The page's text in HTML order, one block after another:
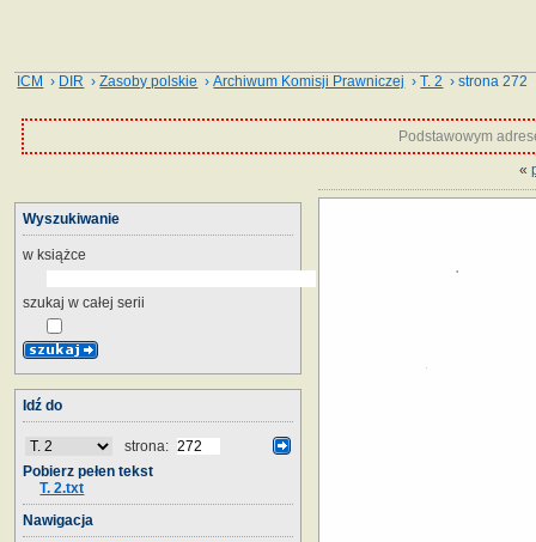
ICM › DIR ›Zasoby polskie ›Archiwum Komisji Prawniczej ›T. 2 › strona 272
Podstawowym
«
Wyszukiwanie
w książce
szukaj w całej serii
Idź do
strona:
Pobierz pełen tekst
T. 2.txt
Nawigacja